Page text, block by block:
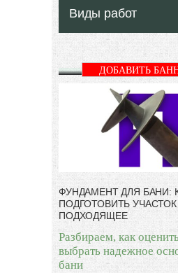
Виды работ
ДОБАВИТЬ
ФУНДАМЕНТ ДЛЯ БАНИ:
ПОДГОТОВИТЬ
ПОДХОДЯЩЕЕ
Разбираем, как
выбрать надежное
бани